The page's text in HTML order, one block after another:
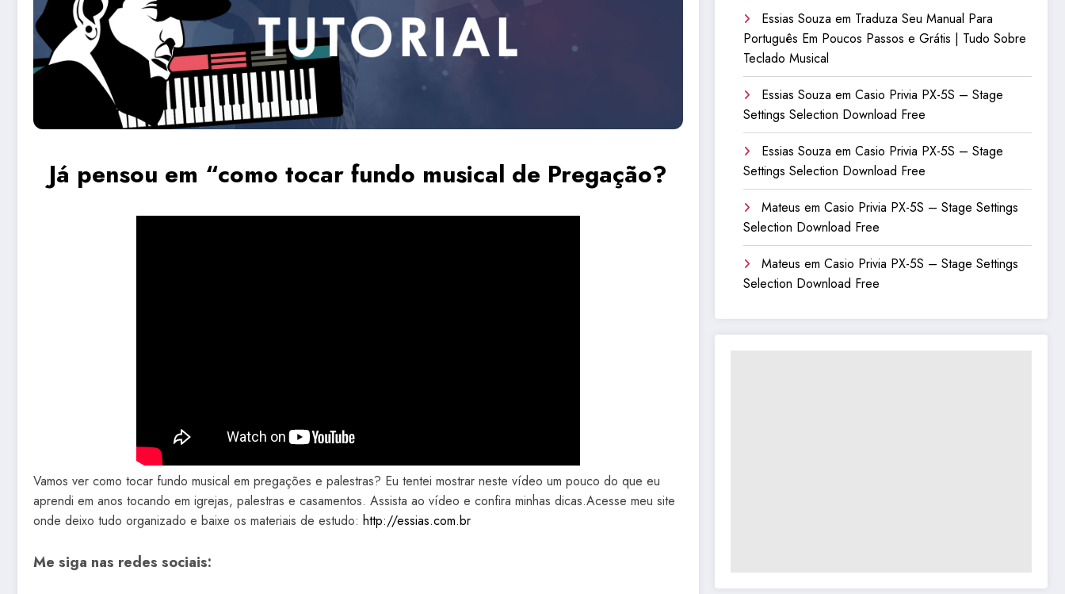
Já pensou em “como tocar fundo musical de Pregação?
Vamos ver como tocar fundo musical em pregações e palestras? Eu tentei mostrar neste vídeo um pouco do que eu
aprendi em anos tocando em igrejas, palestras e casamentos. Assista ao vídeo e confira minhas dicas.Acesse meu site
onde deixo tudo organizado e baixe os materiais de estudo: http://essias.com.br
Me siga nas redes sociais:
Essias Souza em Traduza Seu Manual Para
Português Em Poucos Passos e Grátis | Tudo Sobre
Teclado Musical
Essias Souza emCasio Privia PX-5S – Stage
Settings Selection Download Free
Essias Souza emCasio Privia PX-5S – Stage
Settings Selection Download Free
Mateus emCasio Privia PX-5S – Stage Settings
Selection Download Free
Mateus emCasio Privia PX-5S – Stage Settings
Selection Download Free